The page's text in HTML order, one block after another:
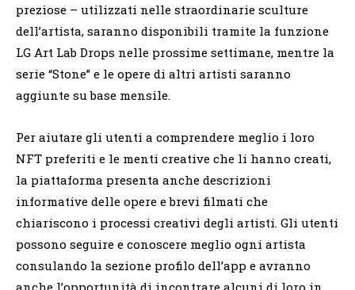
preziose – utilizzati nelle straordinarie sculture
dell’artista, saranno disponibili tramite la funzione
LG Art Lab Drops nelle prossime settimane, mentre la
serie “Stone” e le opere di altri artisti saranno
aggiunte su base mensile.
Per aiutare gli utenti a comprendere meglio i loro
NFT preferiti e le menti creative che li hanno creati,
la piattaforma presenta anche descrizioni
informative delle opere e brevi filmati che
chiariscono i processi creativi degli artisti. Gli utenti
possono seguire e conoscere meglio ogni artista
consulando la sezione profilo dell’app e avranno
anche l’opportunità di incontrare alcuni di loro in